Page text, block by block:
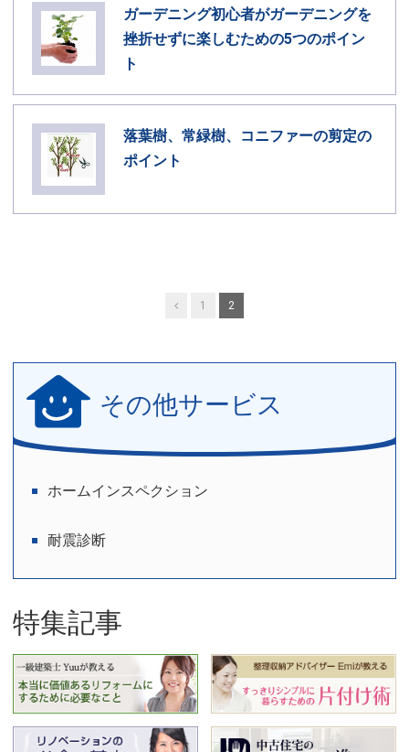
ガーデニング初心者がガーデニングを
挫折せずに楽しむための5つのポイン
ト
落葉樹、常緑樹、コニファーの剪定の
ポイント
ペ
ー
り
Previous
1 2
その他サービス
ホームインスペクション
耐震診断
特集記事